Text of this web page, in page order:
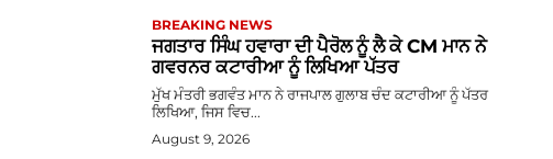
BREAKING NEWS
ਜਗਤਾਰ ਸਿੰਘ ਹਵਾਰਾ ਦੀ ਪੈਰੋਲ ਨੂੰ ਲੈ ਕੇ CM ਮਾਨ ਨੇ
ਗਵਰਨਰ ਕਟਾਰੀਆ ਨੂੰ ਲਿਖਿਆ ਪੱਤਰ
ਮੁੱਖ ਮੰਤਰੀ ਭਗਵੰਤ ਮਾਨ ਨੇ ਰਾਜਪਾਲ ਗੁਲਾਬ ਚੰਦ ਕਟਾਰੀਆ ਨੂੰ ਪੱਤਰ
ਲਿਖਿਆ, ਜਿਸ ਵਿਚ...
August 9, 2026